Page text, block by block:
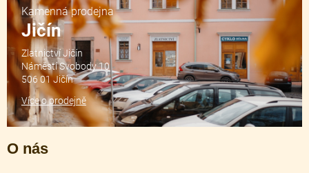
O nás
Kamenná prodejna
Jičín
Zlatnictví Jičín
Náměstí Svobody 10
506 01 Jičín
Více o prodejně